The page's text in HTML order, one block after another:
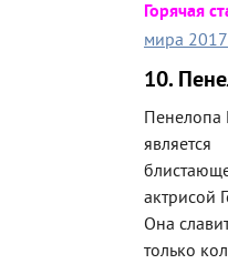
Горячая
мира 2017
10.
Пенелопа
является
актрисой
Она
только